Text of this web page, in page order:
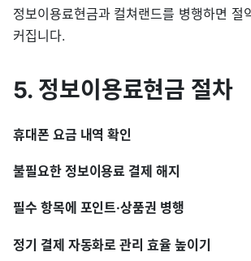
정보이용료현금과 컬쳐랜드를 병행하면 절
커집니다.
5. 정보이용료현금 절차
휴대폰 요금 내역 확인
불필요한 정보이용료 결제 해지
필수 항목에 포인트·상품권 병행
정기 결제 자동화로 관리 효율 높이기